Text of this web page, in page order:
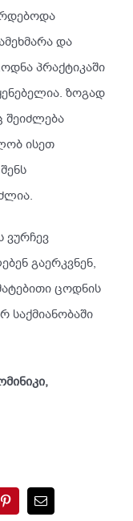
და
პრაქტიკაში
ზოგად
ისეთ
ვურჩევ
გაერკვნენ,
ცოდნის
საქმიანობაში
PinterestEmail